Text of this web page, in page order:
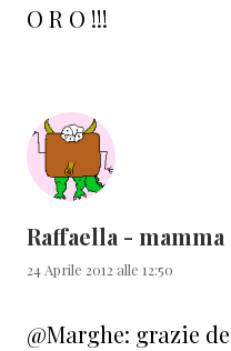
O R O !!!
Raffaella -
24 Aprile 2012 alle 12:50
@Marghe: grazie